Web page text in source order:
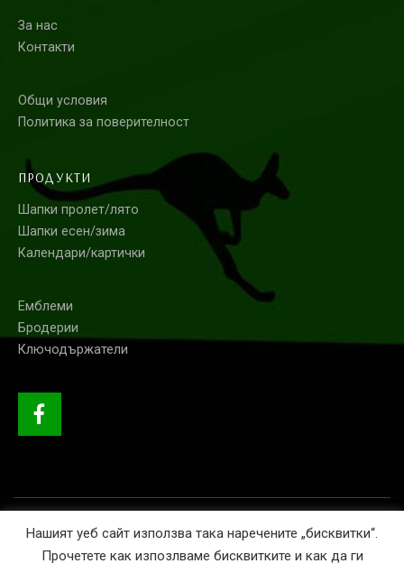
За нас
Общи условия
ПРОДУКТИ
Шапки пролет/лято
Шапки есен/зима
Емблеми
Бродерии
© GRINI 2020. Всички права запазени.
Нашият уеб сайт използва така наречените „бисквитки“.
Прочетете как изпозлваме бисквитките и как да ги